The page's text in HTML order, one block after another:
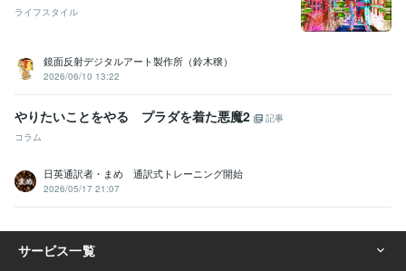
ライフスタイル
鏡面反射デジタルアート製作所（鈴木穣）
2026/06/10 13:22
やりたいことをやる プラダを着た悪魔2
記事
コラム
日英通訳者・まめ 通訳式トレーニング開始
2026/05/17 21:07